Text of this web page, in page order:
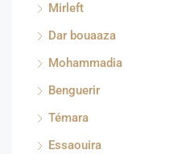
Mirleft
Dar bouaaza
Mohammadia
Benguerir
Témara
Essaouira